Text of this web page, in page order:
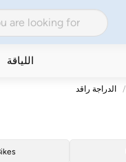
اللياقة
الدراجة راقد